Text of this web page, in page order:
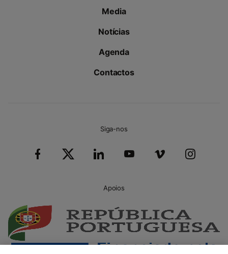
Media
Notícias
Agenda
Contactos
Siga-nos
Apoios